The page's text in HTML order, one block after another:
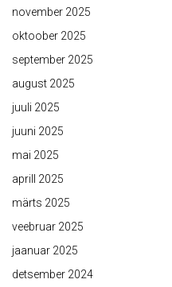
november 2025
oktoober 2025
september 2025
august 2025
juuli 2025
juuni 2025
mai 2025
aprill 2025
märts 2025
veebruar 2025
jaanuar 2025
detsember 2024